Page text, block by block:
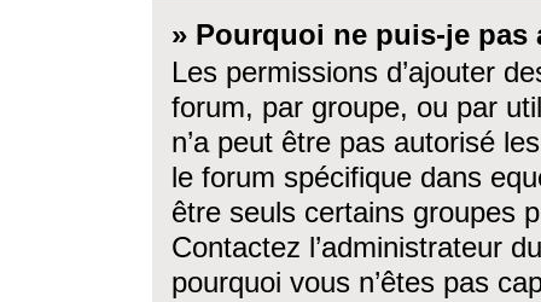
» Pourquoi ne puis-je
Les permissions d’ajouter
forum, par groupe, ou par
n’a peut être pas autorisé
le forum spécifique dans
être seuls certains groupes
Contactez l’administrateur
pourquoi vous n’êtes pas